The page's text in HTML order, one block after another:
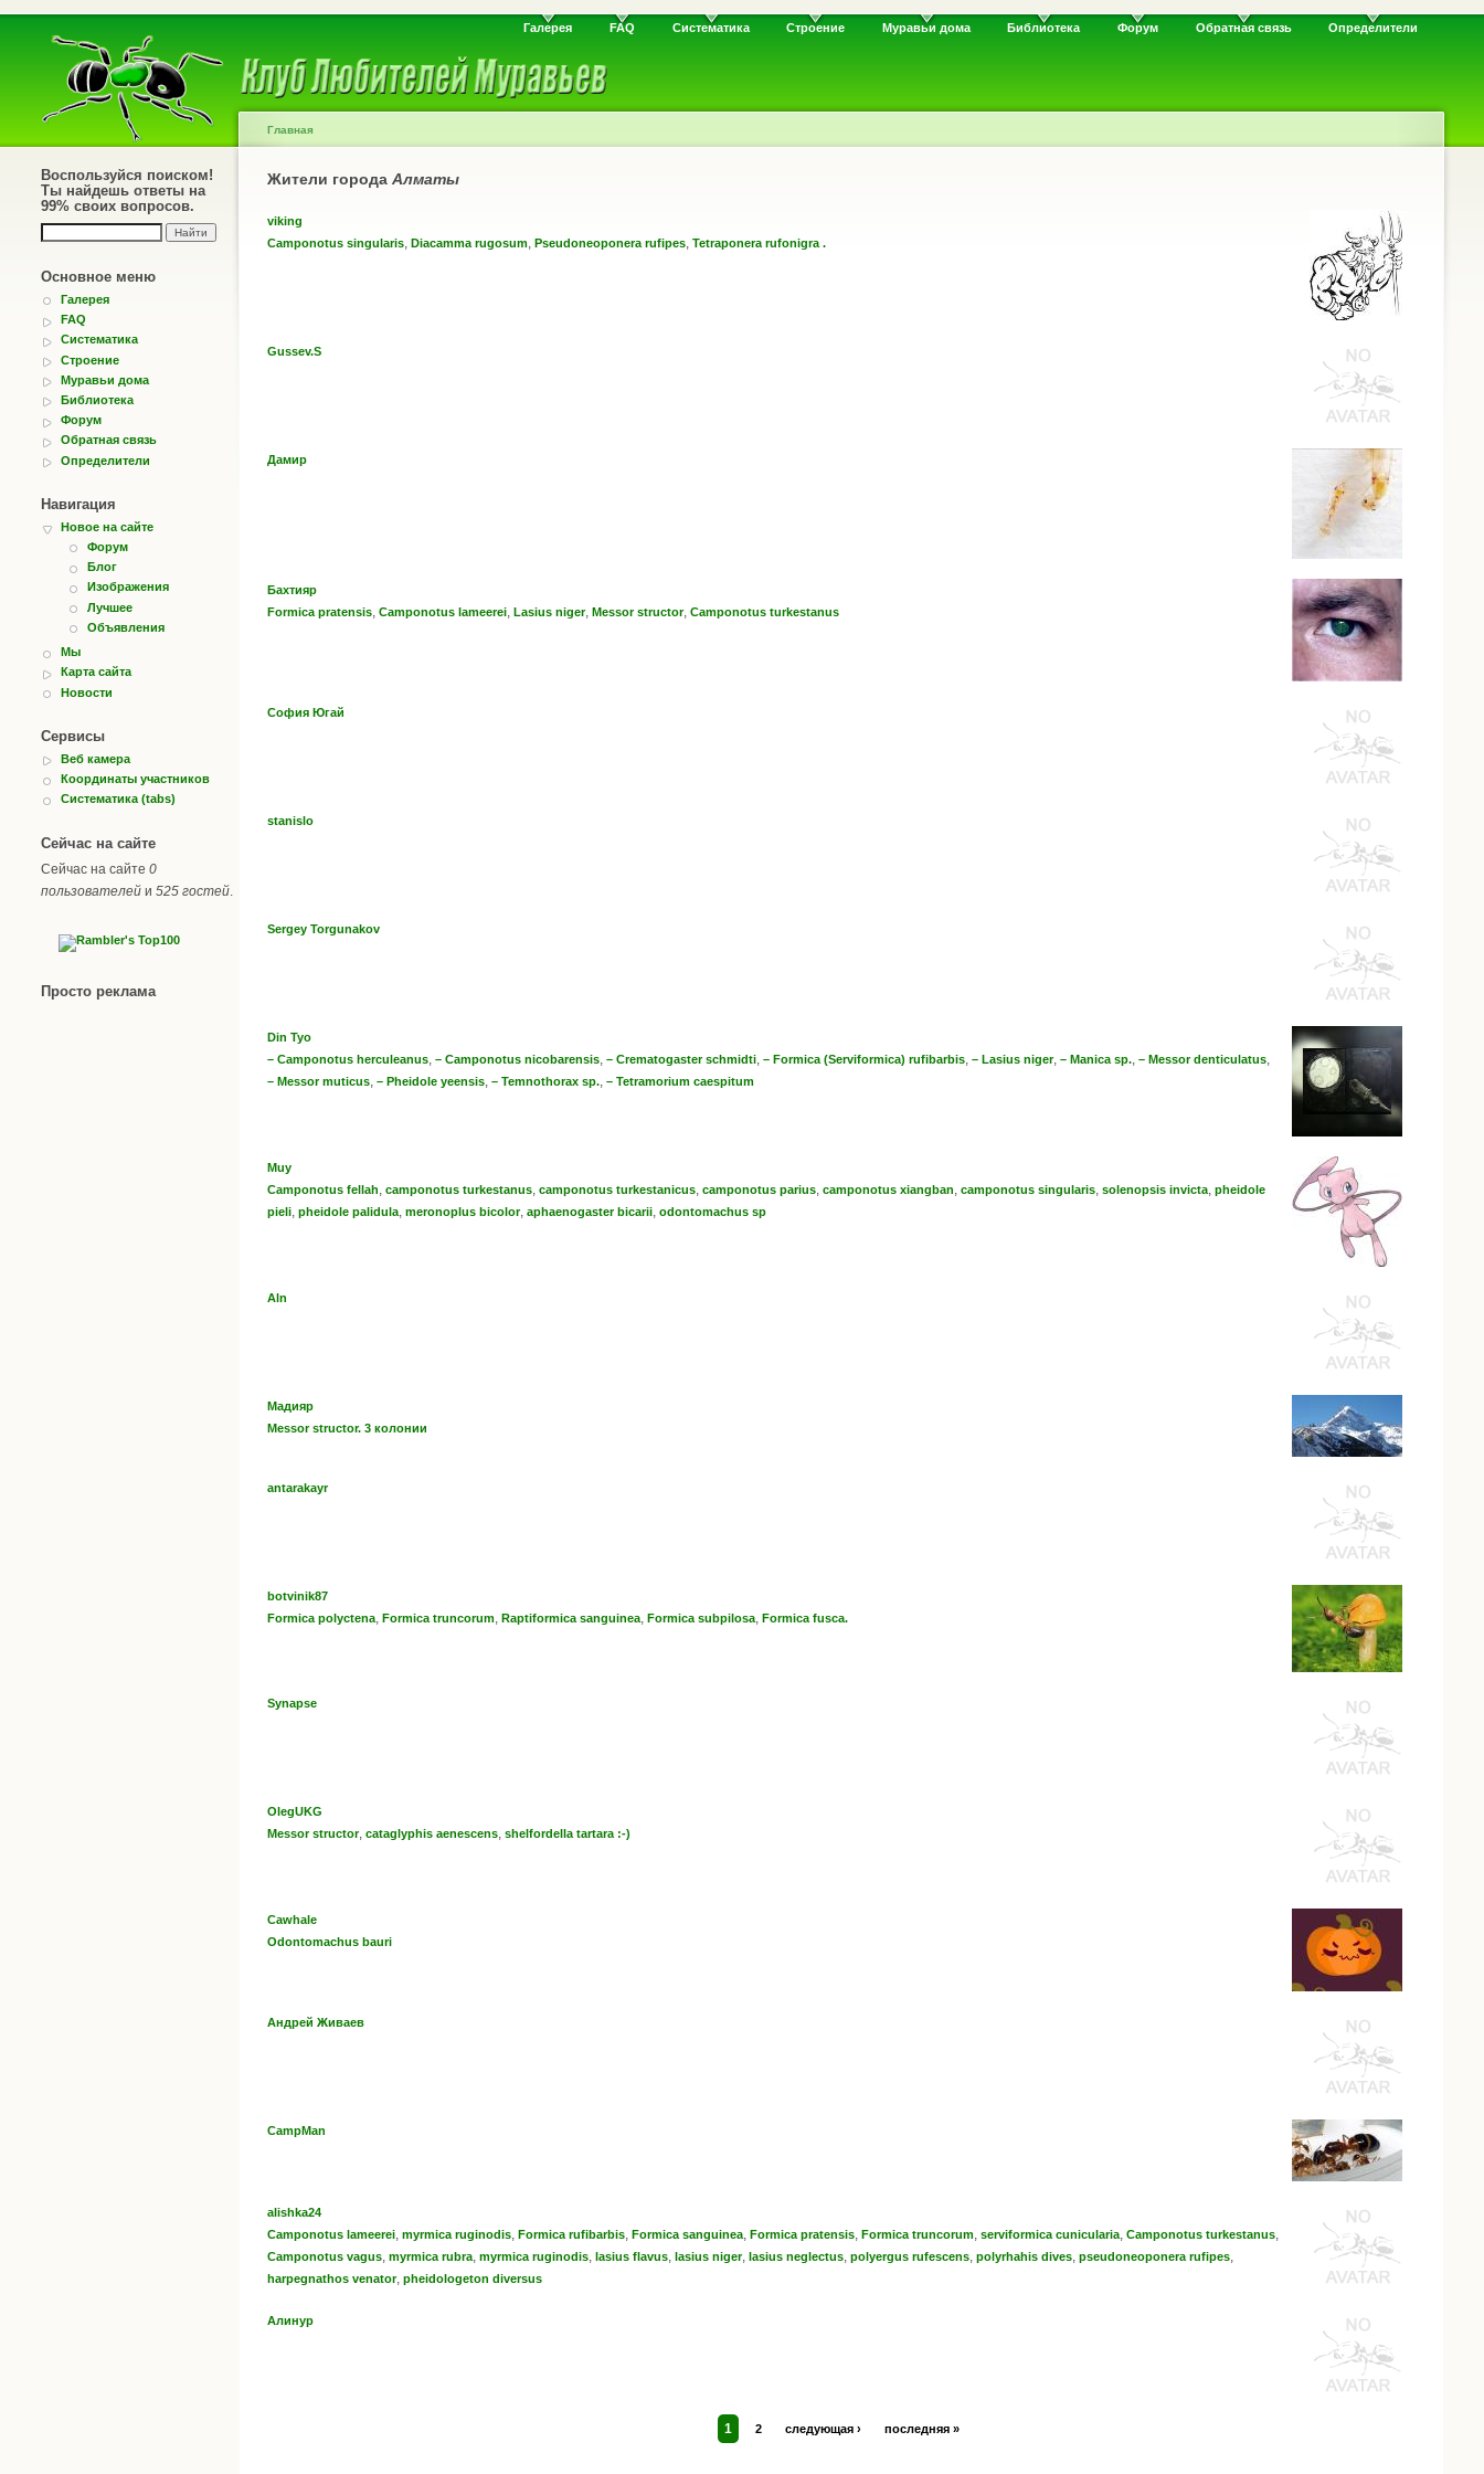
Галерея FAQ Систематика Строение Муравьи дома Библиотека Форум Обратная связь Определители
Воспользуйся поиском!
Ты найдешь ответы на
99% своих вопросов.
Основное меню
Галерея
FAQ
Систематика
Строение
Муравьи дома
Библиотека
Форум
Обратная связь
Определители
Навигация
Новое на сайте
Форум
Блог
Изображения
Лучшее
Объявления
Мы
Карта сайта
Новости
Сервисы
Веб камера
Координаты участников
Систематика (tabs)
Сейчас на сайте
Сейчас на сайте 0
пользователей и 525 гостей
Просто реклама
Главная
Жители города Алматы
viking
Camponotus singularis, Diacamma rugosum, Pseudoneoponera rufipes, Tetraponera rufonigra .
Gussev.S
Дамир
Бахтияр
Formica pratensis, Camponotus lameerei, Lasius niger, Messor structor, Camponotus turkestanus
София Югай
stanislo
Sergey Torgunakov
Din Tyo
– Camponotus herculeanus, – Camponotus nicobarensis, – Crematogaster schmidti, – Formica (Serviformica) rufibarbis, – Lasius niger, – Manica sp., – Messor denticulatus,
– Messor muticus, – Pheidole yeensis, – Temnothorax sp., – Tetramorium caespitum
Muy
Camponotus fellah, camponotus turkestanus, camponotus turkestanicus, camponotus parius, camponotus xiangban, camponotus singularis, solenopsis invicta, pheidole
pieli, pheidole palidula, meronoplus bicolor, aphaenogaster bicarii, odontomachus sp
Aln
Мадияр
Messor structor. 3 колонии
antarakayr
botvinik87
Formica polyctena, Formica truncorum, Raptiformica sanguinea, Formica subpilosa, Formica fusca.
Synapse
OlegUKG
Messor structor, cataglyphis aenescens, shelfordella tartara :-)
Cawhale
Odontomachus bauri
Андрей Живаев
CampMan
alishka24
Camponotus lameerei, myrmica ruginodis, Formica rufibarbis, Formica sanguinea, Formica pratensis, Formica truncorum, serviformica cunicularia, Camponotus turkestanus,
Camponotus vagus, myrmica rubra, myrmica ruginodis, lasius flavus, lasius niger, lasius neglectus, polyergus rufescens, polyrhahis dives, pseudoneoponera rufipes,
harpegnathos venator, pheidologeton diversus
Алинур
1 2 следующая › последняя »